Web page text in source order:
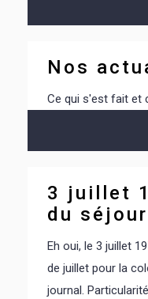
Nos
Ce qui s'est fait et
3 juillet
du séjour
Eh oui, le 3 juillet
de juillet pour la
journal.